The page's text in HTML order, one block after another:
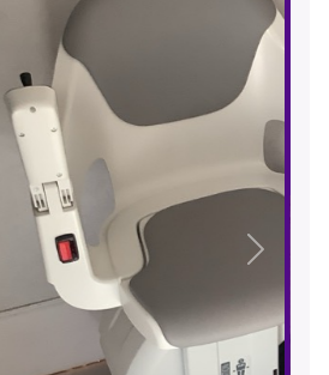
Suivant